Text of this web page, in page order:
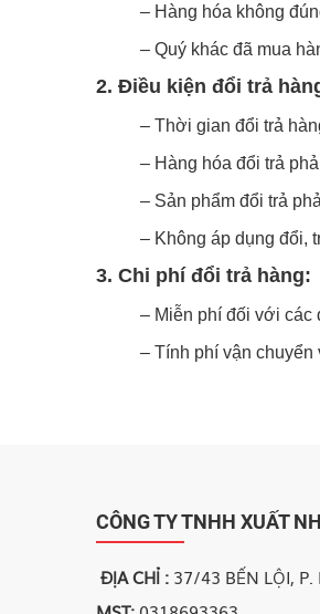
– Hàng hóa không
– Quý khác đã mua
2. Điều kiện đổi trả
– Thời gian đổi trả
– Hàng hóa đổi trả
– Sản phẩm đổi trả
– Không áp dụng đổi,
3. Chi phí đổi trả hàng:
– Miễn phí đối với các
– Tính phí vận
CÔNG TY TNHH XUẤT
ĐỊA CHỈ : 37/43 BẾN LỘI, P.